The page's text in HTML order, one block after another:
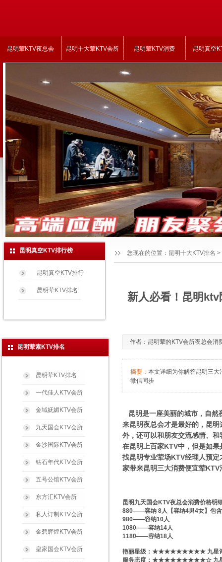
昆明荤KTV夜总会 昆明十大荤KTV会所 昆明荤KTV消费 昆明真空
您现在的位置： 昆明十大KTV排名 >
昆明真空KTV排行榜
昆明真空KTV排行
昆明荤KTV排名
新人必看！昆明
作者：昆明荤的KTV会所夜总会
摘要： 本文详细为你解答昆明三
微信同步
昆明是一座美丽的城市，自然
来昆明夜总会才是最好的，昆
外，还可以和朋友交流感情、
在昆明上百家KTV中，但是如
找昆明专业荤场KTV经理人预
家带来昆明三大消费便宜荤
昆明九天国会KTV夜总会消费价格明
880——容纳 8人【容纳4男4女】包
980——容纳10人
1080——容纳14人
1180——容纳18人
艳丽星级​‌‌：★★★★★★★★★ 九星
服务态度：★★★★★★★★★☆ 九
昆明荤素KTV排名
昆明荤KTV排名
一代佳人KTV会所
金域妩媚KTV会所
九天国会KTV会所
金沙国际KTV会所
钻石年代KTV会所
五号公馆KTV会所
东方汇KTV会所
私人订制KTV会所
金碧辉煌KTV会所
皇家国会KTV会所